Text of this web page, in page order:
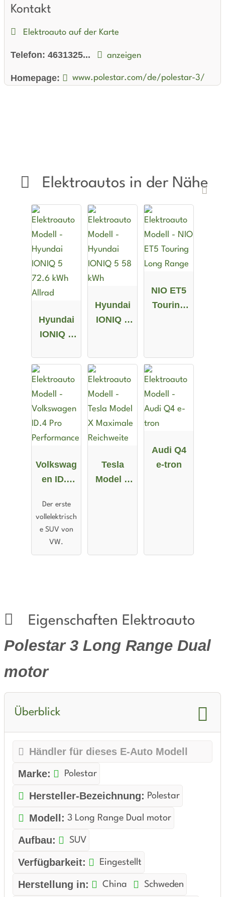
leistungsstarkes Fahren mit modernster Technologie und
zuverlässiger Leistung. Mit diesem Elektro-SUV sind Sie bestens
Fahrerlebnis auf höchstem Niveau.
Kontakt
Elektroauto auf der Karte
Telefon: 4631325... anzeigen
Homepage: www.polestar.com/de/polestar-3/
Elektroautos in der Nähe
Hyundai
IONIQ 5
Allrad
Hyundai
IONIQ 5
NIO ET5
Touring
Volkswag
en ID.4
Performa
nce
Der erste
vollelektrisch
e SUV von
VW.
Tesla
Model X
Audi Q4
e-tron
Eigenschaften Elektroauto
Polestar 3 Long Range Dual
motor
Überblick
Händler für dieses E-Auto Modell
Marke:
Polestar
Hersteller-Bezeichnung: Polestar
Modell: 3 Long Range Dual motor
Aufbau: SUV
Verfügbarkeit: Eingestellt
Herstellung in: China Schweden